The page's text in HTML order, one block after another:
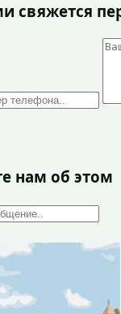
свяжется
нам об этом